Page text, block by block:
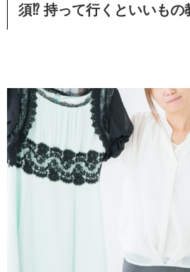
須⁉︎ 持って行くといいもの